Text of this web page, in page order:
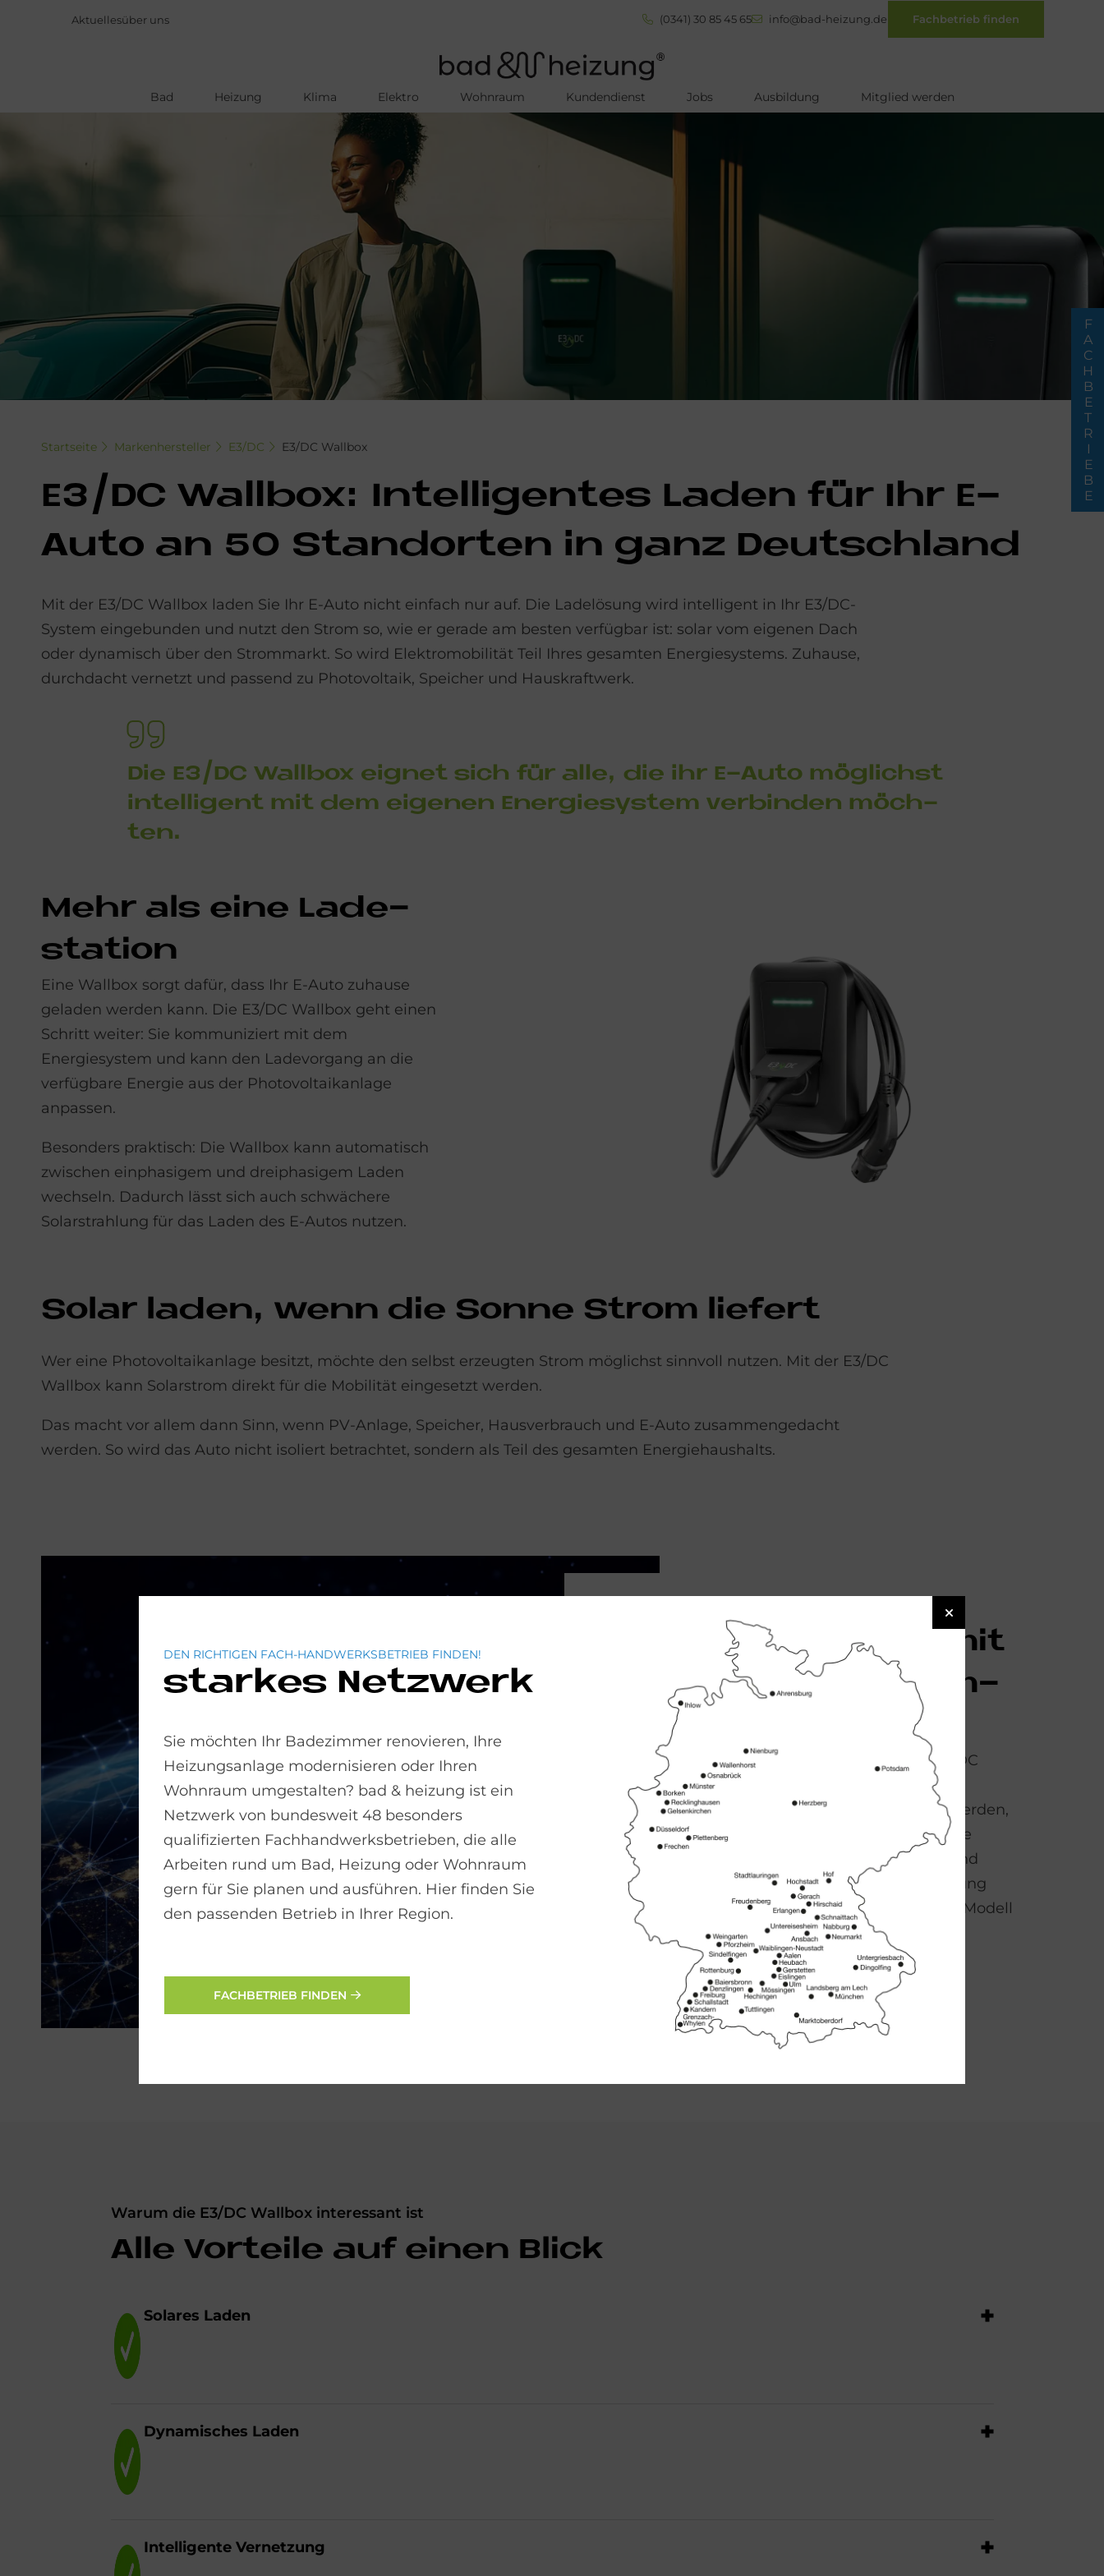
Aktuellesüber uns (0341) 30 85 45 65 info@bad-heizung.de Fachbetrieb finden
Bad Heizung Klima Elektro Wohnraum Kundendienst Jobs Ausbildung Mitglied werden
Startseite Markenhersteller E3/DC E3/DC Wallbox
E3/DC Wall­box: In­tel­li­gen­tes La­den für Ihr E-
Auto an 50 Stand­or­ten in ganz Deutschland
Mit der E3/DC Wallbox laden Sie Ihr E-Auto nicht einfach nur auf. Die Ladelösung wird intelligent in Ihr E3/DC-
System eingebunden und nutzt den Strom so, wie er gerade am besten verfügbar ist: solar vom eigenen Dach
oder dynamisch über den Strommarkt. So wird Elektromobilität Teil Ihres gesamten Energiesystems. Zuhause,
durchdacht vernetzt und passend zu Photovoltaik, Speicher und Hauskraftwerk.
Die E3/DC Wall­box eig­net sich für alle, die ihr E-Auto mög­lichst
in­tel­li­gent mit dem ei­ge­nen En­er­gie­sy­stem ver­bin­den möch­
ten.
Mehr als eine La­de­
sta­ti­on
Eine Wallbox sorgt dafür, dass Ihr E-Auto zuhause
geladen werden kann. Die E3/DC Wallbox geht einen
Schritt weiter: Sie kommuniziert mit dem
Energiesystem und kann den Ladevorgang an die
verfügbare Energie aus der Photovoltaikanlage
anpassen.
Besonders praktisch: Die Wallbox kann automatisch
zwischen einphasigem und dreiphasigem Laden
wechseln. Dadurch lässt sich auch schwächere
Solarstrahlung für das Laden des E-Autos nutzen.
So­lar la­den, wenn die Son­ne Strom lie­fert
Wer eine Photovoltaikanlage besitzt, möchte den selbst erzeugten Strom möglichst sinnvoll nutzen. Mit der E3/DC
Wallbox kann Solarstrom direkt für die Mobilität eingesetzt werden.
Das macht vor allem dann Sinn, wenn PV-Anlage, Speicher, Hausverbrauch und E-Auto zusammengedacht
werden. So wird das Auto nicht isoliert betrachtet, sondern als Teil des gesamten Energiehaushalts.
Dy­na­misch la­den mit
Bli­ck auf den Strom­
mar­kt
Neben dem solaren Laden unterstützt das E3/DC
System auch das Laden über dynamische
Stromtarife. Dabei kann Strom dann genutzt werden,
wenn günstige Börsenpreise verfügbar sind. Die
Nutzung dynamischer Stromtarife ist abofrei und
anbieterunabhängig. Damit bleibt die Ladelösung
flexibel und wird nicht an ein zusätzliches Abo-Modell
gebunden.
Warum die E3/DC Wallbox interessant ist
Alle Vor­teile auf einen Bli­ck
So­la­res La­den
Dy­na­mi­sches La­den
In­tel­li­gen­te Ver­net­zung
DEN RICHTIGEN FACH-HANDWERKSBETRIEB FINDEN!
starkes Netzwerk
Sie möchten Ihr Badezimmer renovieren, Ihre
Heizungsanlage modernisieren oder Ihren
Wohnraum umgestalten? bad & heizung ist ein
Netzwerk von bundesweit 48 besonders
qualifizierten Fachhandwerksbetrieben, die alle
Arbeiten rund um Bad, Heizung oder Wohnraum
gern für Sie planen und ausführen. Hier finden Sie
den passenden Betrieb in Ihrer Region.
FACHBETRIEB FINDEN
FACHBETRIEBE